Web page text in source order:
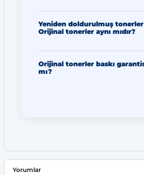
Yeniden doldurulmuş
Orijinal tonerler aynı mıdır?
Orijinal tonerler baskı
mı?
Yorumlar